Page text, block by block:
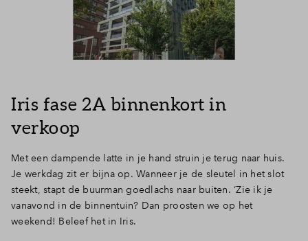
Iris fase 2A binnenkort in
verkoop
Met een dampende latte in je hand struin je terug naar huis.
Je werkdag zit er bijna op. Wanneer je de sleutel in het slot
steekt, stapt de buurman goedlachs naar buiten. ‘Zie ik je
vanavond in de binnentuin? Dan proosten we op het
weekend! Beleef het in Iris.